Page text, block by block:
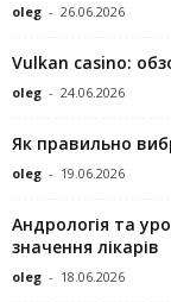
oleg - 26.06.2026
Vulkan casino:
oleg - 24.06.2026
Як правильно
oleg - 19.06.2026
Андрологія та
значення лікарів
oleg - 18.06.2026